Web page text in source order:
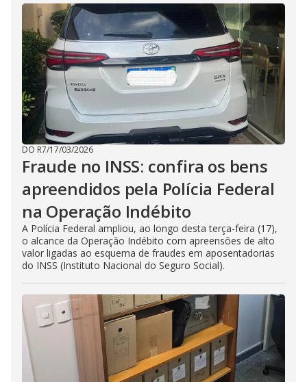
DO R7/17/03/2026
Fraude no INSS: confira os bens
apreendidos pela Polícia Federal
na Operação Indébito
A Polícia Federal ampliou, ao longo desta terça-feira (17),
o alcance da Operação Indébito com apreensões de alto
valor ligadas ao esquema de fraudes em aposentadorias
do INSS (Instituto Nacional do Seguro Social).